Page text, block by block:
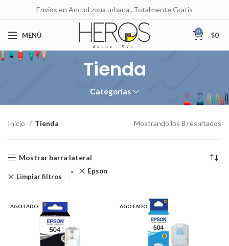
Envíos en Ancud zona urbana...Totalmente Gratis
MENÚ 0 $0
Tienda
Categorías
Inicio Tienda Mostrando los 8 resultados
Mostrar barra lateral
Limpiar filtros
Epson
AGOTADO AGOTADO